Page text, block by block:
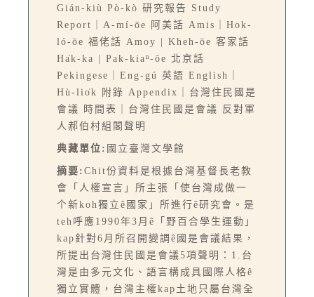
Gián-kiù Pò-kò 研究報告 Study
Report｜A-mí-ōe 阿美話 Amis｜Hok-
ló-ōe 福佬話 Amoy | Kheh-ōe 客家話
Ha̍k-ka | Pak-kiaⁿ-ōe 北京話
Pekingese｜Eng-gú 英語 English｜
Hù-lio̍k 附錄 Appendix｜台灣住民國是
會議 時間表｜台灣住民國是會議 反對軍
人郝伯村組閣聲明
典藏單位: 國立臺灣文學館
摘要: Chit份資料是根據台灣基督長老教
會「人權宣言」所主張「使台灣成做一
个新koh獨立ê國家」所進行ê研究會。是
teh呼應1990年3月ê「野百合學生運動」
kap針對6月所召開變調ê國是會議結果，
所提出台灣住民國是會議5項聲明：1.台
灣是由多元文化、語言構成具國際人格ê
獨立實體，台灣主權kap土地只屬台灣全